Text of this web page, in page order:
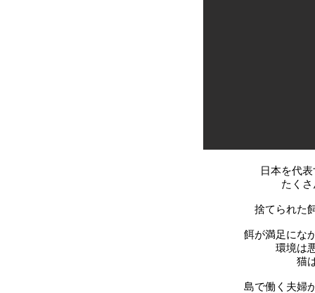
日本を代
たく
捨てられた
餌が満足にな
環境は
猫
島で働く夫婦